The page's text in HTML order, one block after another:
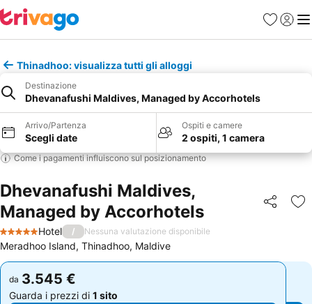
PreferitiAccedi
Thinadhoo: visualizza tutti gli alloggi
Destinazione
Dhevanafushi Maldives, Managed by Accorhotels
Arrivo/Partenza
Scegli date
Ospiti e camere
2 ospiti, 1 camera
Come i pagamenti influiscono sul posizionamento
Dhevanafushi Maldives,
Managed by Accorhotels
Condividi
5 Stelle
Hotel / Nessuna valutazione disponibile
Meradhoo Island, Thinadhoo, Maldive
da 3.545 €
Guarda i prezzi di 1 sito
da 3.545 €
Guarda i prezzi di 1 sito